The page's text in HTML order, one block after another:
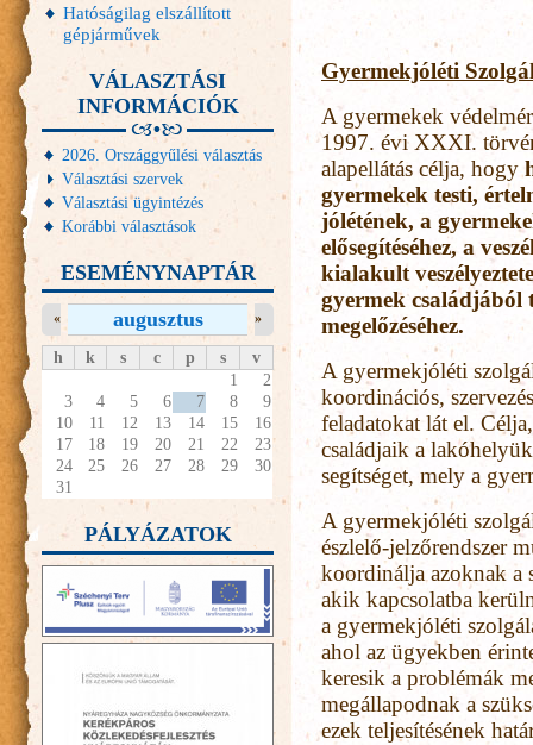
Gyermekjóléti
A gyermekek
1997. évi XXXI.
alapellátás célja, hogy
gyermekek testi,
jólétének, a
elősegítéséhez, a
kialakult
gyermek családjából
megelőzéséhez.
A gyermekjóléti
koordinációs,
feladatokat lát el.
családjaik a
segítséget, mely a
A gyermekjóléti
észlelő-jelzőrendszer
koordinálja azoknak a
akik kapcsolatba
a gyermekjóléti
ahol az ügyekben
keresik a problémák
megállapodnak a
ezek teljesítésének
Hatóságilag elszállított
gépjárművek
VÁLASZTÁSI
INFORMÁCIÓK
2026. Országgyűlési választás
Választási szervek
Választási ügyintézés
Korábbi választások
ESEMÉNYNAPTÁR
augusztus
« »
h k s c p s
v
1
2
3
4 5 6 7 8
9
10
11 12 13 14 15
16
17
18 19 20 21 22
23
24
25 26 27 28 29
30
31
PÁLYÁZATOK